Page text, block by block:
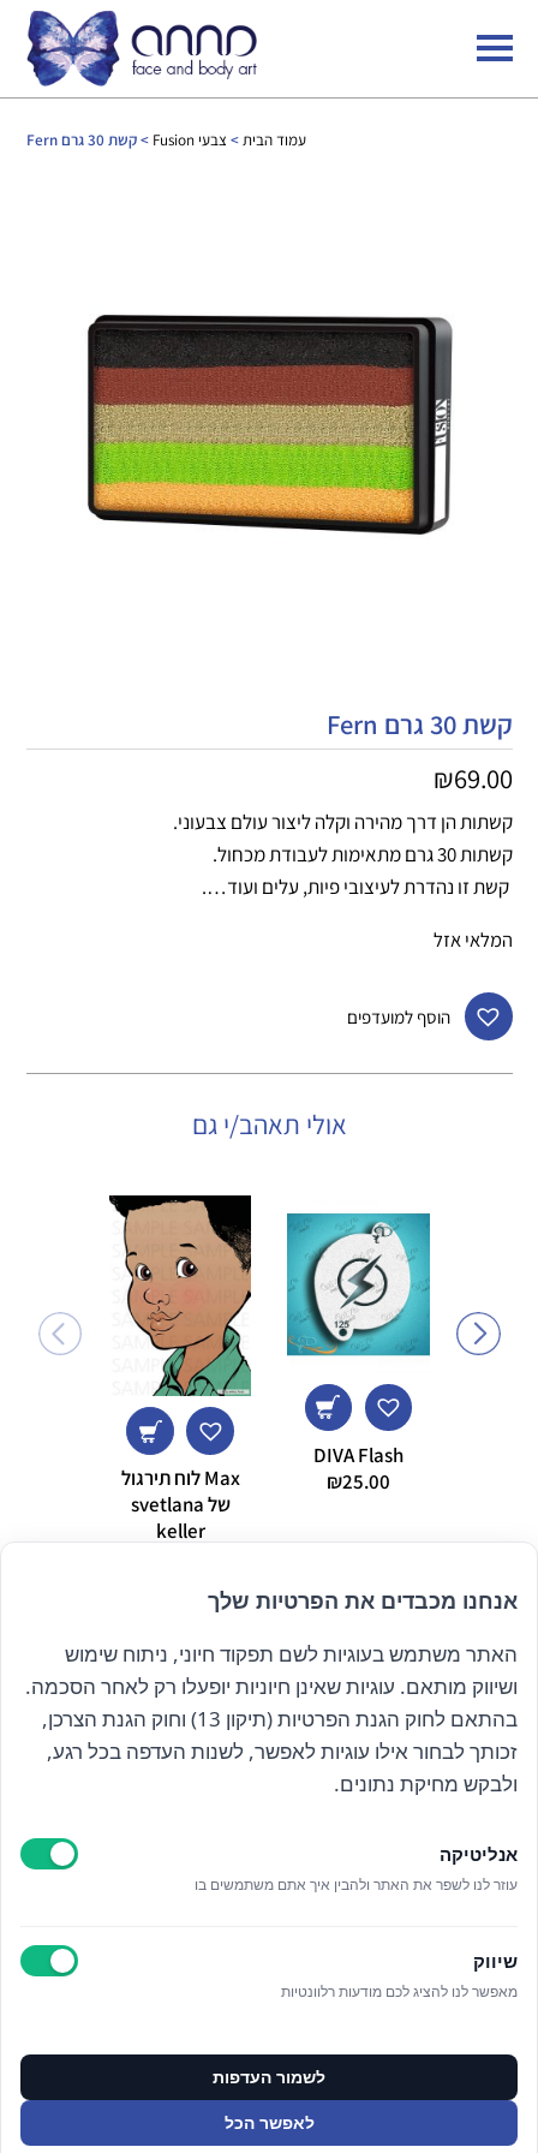
עמוד הבית> צבעי Fusion > קשת 30 גרם Fern
קשת 30 גרם Fern
₪69.00
קשתות הן דרך מהירה וקלה ליצור עולם צבעוני.
קשתות 30 גרם מתאימות לעבודת מכחול.
קשת זו נהדרת לעיצובי פיות, עלים ועוד….
המלאי אזל
הוסף למועדפים
אולי תאהב/י גם
DIVA Flash
₪25.00
Max לוח תירגול
של svetlana
keller
הרשם לניוזלטר שלנו
קראתי ואני מאשר/ת את
כל הזכויות שמורות אנה ויסטריך
ניהול מידע אישי
ניהול עוגיות
תקנון האתר
אנחנו מכבדים את הפרטיות שלך
האתר משתמש בעוגיות לשם תפקוד חיוני, ניתוח שימוש
ושיווק מותאם. עוגיות שאינן חיוניות יופעלו רק לאחר הסכמה.
בהתאם לחוק הגנת הפרטיות (תיקון 13) וחוק הגנת הצרכן,
זכותך לבחור אילו עוגיות לאפשר, לשנות העדפה בכל רגע,
ולבקש מחיקת נתונים.
אנליטיקה
עוזר לנו לשפר את האתר ולהבין איך אתם משתמשים בו
שיווק
מאפשר לנו להציג לכם מודעות רלוונטיות
לשמור העדפות
לאפשר הכל